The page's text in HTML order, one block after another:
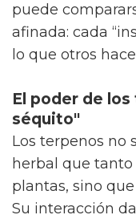
puede
afinada: cada
lo que otros
El poder de
séquito"
Los terpenos no
herbal que
plantas, sino
Su interacción